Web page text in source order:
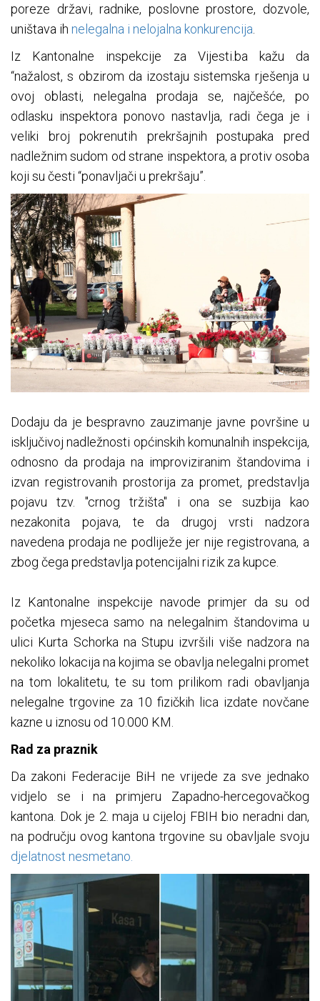
poreze državi, radnike, poslovne prostore, dozvole,
uništava ih nelegalna i nelojalna konkurencija
Iz Kantonalne inspekcije za Vijesti.ba kažu da
“nažalost,s obzirom da izostaju sistemska rješenja u
ovoj oblasti, nelegalna prodaja se, najčešće, po
odlasku inspektora ponovo nastavlja, radi čega je i
veliki broj pokrenutih prekršajnih postupaka pred
nadležnim sudom od strane inspektora, a protiv osoba
koji su česti “ponavljači u prekršaju”.
Dodaju da je bespravno zauzimanje javne površine u
isključivoj nadležnosti općinskih komunalnih inspekcija,
odnosno da prodaja na improviziranim štandovima i
izvan registrovanih prostorija za promet, predstavlja
pojavu tzv. "crnog tržišta" i ona se suzbija kao
nezakonita pojava, te da drugoj vrsti nadzora
navedena prodaja ne podliježe jer nijeregistrovana, a
zbog čega predstavlja potencijalni rizik za kupce
Iz Kantonalne inspekcije navode primjer da su od
početka mjeseca samo na nelegalnim štandovima u
ulici Kurta Schorka na Stupu izvršili više nadzora na
nekoliko lokacija na kojima se obavlja nelegalni promet
na tom lokalitetu, te su tom prilikom radi obavljanja
nelegalne trgovine za 10 fizičkih lica izdate novčane
kazne u iznosu od 10.000 KM
Rad za praznik
Da zakoni Federacije BiH ne vrijede za sve jednako
vidjelo se i na primjeru Zapadno-hercegovačkog
kantona. Dok je 2. maja u cijeloj FBIH bio neradni dan,
na području ovog kantona trgovine su obavljale svoju
djelatnost nesmetano.